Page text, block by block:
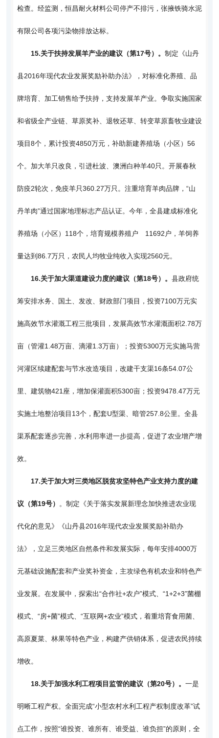
检查。经监测，恒昌耐火材料公司停产不排污，张掖铁骑水泥
有限公司各项污染物排放达标。
15.关于扶持发展羊产业的建议（第17号）。 制定《山丹
县2016年现代农业发展奖励补助办法》，对标准化养殖、品
牌培育、加工销售给予扶持，支持发展羊产业。争取实施国家
和省级全产业链、草原奖补、退牧还草、转变草原畜牧业建设
项目8个，累计投资4850万元，补助新建养殖场（小区）56
个。加大羊只改良，引进杜波、澳洲白种羊40只。开展春秋
防疫2轮次，免疫羊只360.27万只。注重培育羊肉品牌，“山
丹羊肉”通过国家地理标志产品认证。今年，全县建成标准化
养殖场（小区）118个，培育规模养殖户 11692户，羊饲养
量达到86.7万只，农民人均牧业纯收入实现2560元。
16.关于加大渠道建设力度的建议（第18号）。 县政府统
筹安排水务、国土、发改、财政部门项目，投资7100万元实
施高效节水灌溉工程三批项目，发展高效节水灌溉面积2.78万
亩（管灌1.48万亩、滴灌1.3万亩）；投资5300万元实施马营
河灌区续建配套与节水改造项目，改建干支渠16条54.07公
里、建筑物421座，增加保灌面积5300亩；投资9478.47万元
实施土地整治项目13个，配套U型渠、暗管257.8公里。全县
渠系配套逐步完善，水利用率进一步提高，促进了农业增产增
效。
17.关于加大对三类地区脱贫攻坚特色产业支持力度的建
议（第19号） 。制定《关于落实发展新理念加快推进农业现
代化的意见》《山丹县2016年现代农业发展奖励补助办
法》，立足三类地区自然条件和发展实际，每年安排4000万
元基础设施配套和产业奖补资金，主攻绿色有机农业和特色产
业发展。在发展中，探索出“合作社+农户”模式、“1+2+3”菌棚
模式、“房+菌”模式、“互联网+农业”模式，着重培育食用菌、
高原夏菜、林果等特色产业，构建产供销体系，促进农民持续
增收。
18.关于加强水利工程项目监管的建议（第20号）。 一是
明晰工程产权。全面完成“小型农村水利工程产权制度改革”试
点工作，按照“谁投资、谁所有、谁受益、谁负担”的原则，全